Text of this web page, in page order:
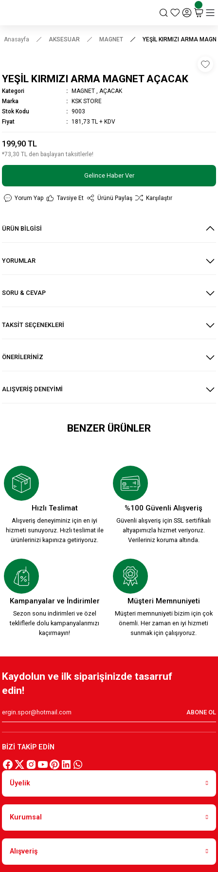
Anasayfa AKSESUAR MAGNET YEŞİL KIRMIZI ARMA
YEŞİL KIRMIZI ARMA MAGNET AÇACAK
Kategori MAGNET
AÇACAK
Marka
KSK STORE
Stok Kodu
9003
Fiyat
181,73 TL + KDV
199,90 TL
*73,30 TL den başlayan taksitlerle!
Gelince Haber Ver
Yorum Yap Tavsiye Et Ürünü Paylaş Karşılaştır
ÜRÜN BİLGİSİ
YORUMLAR
SORU & CEVAP
TAKSİT SEÇENEKLERİ
ÖNERİLERİNİZ
ALIŞVERİŞ DENEYİMİ
BENZER ÜRÜNLER
199,90 TL 99,90 TL
KSK MAGNET MODEL 6
99,90 TL
KSK MAGNET MODEL 5
99,90 TL
KSK MAGNET MODEL 4 KSK MAGNET MODEL 1
KSK MAGNET MODEL 2 KSK MAGNET MODEL 3
99,90 TL 199,90 TL
Hızlı Teslimat
Alışveriş deneyiminiz için en iyi
hizmeti sunuyoruz. Hızlı teslimat ile
ürünlerinizi kapınıza getiriyoruz.
%100 Güvenli Alışveriş
Güvenli alışveriş için SSL sertifikalı
altyapımızla hizmet veriyoruz.
Verileriniz koruma altında.
Kampanyalar ve İndirimler
Sezon sonu indirimleri ve özel
tekliflerle dolu kampanyalarımızı
kaçırmayın!
Müşteri Memnuniyeti
Müşteri memnuniyeti bizim için çok
önemli. Her zaman en iyi hizmeti
sunmak için çalışıyoruz.
Kaydolun ve ilk siparişinizde tasarruf
edin!
ABONE OL
BİZİ TAKİP EDİN
Üyelik
Kurumsal
Alışveriş